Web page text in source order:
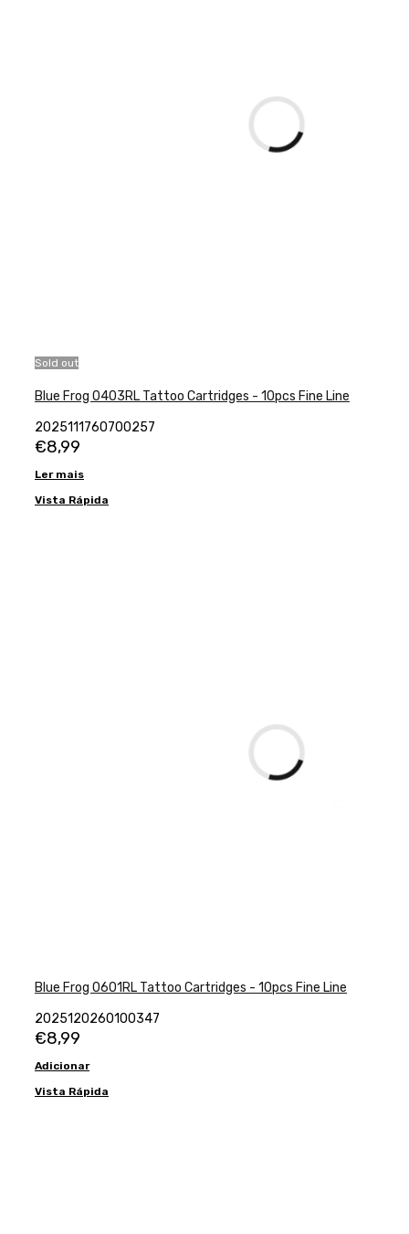
Sold out
Blue Frog 0403RL Tattoo Cartridges - 10pcs Fine Line
2025111760700257
€8,99
Ler mais
Vista Rápida
Blue Frog 0601RL Tattoo Cartridges - 10pcs Fine Line
2025120260100347
€8,99
Adicionar
Vista Rápida